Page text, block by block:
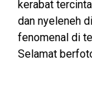
kerabat
dan nyeleneh
fenomenal di
Selamat